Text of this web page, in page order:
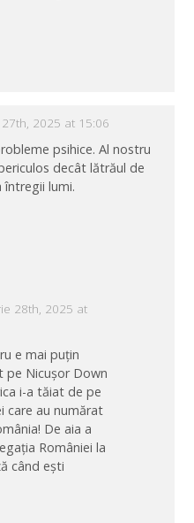
2025 at 15:06
psihice. Al nostru
decât lătrăul de
întregii lumi.
28th, 2025 at
e mai puțin
pe Nicușor Down
i-a tăiat de pe
care au numărat
De aia a
României la
când ești